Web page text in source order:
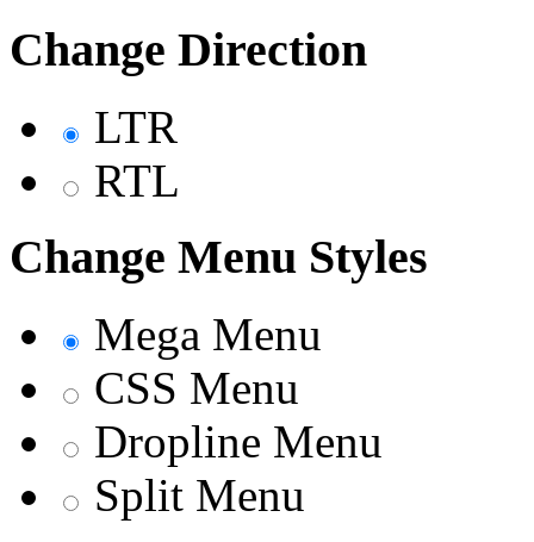
Change Direction
LTR
RTL
Change Menu Styles
Mega Menu
CSS Menu
Dropline Menu
Split Menu